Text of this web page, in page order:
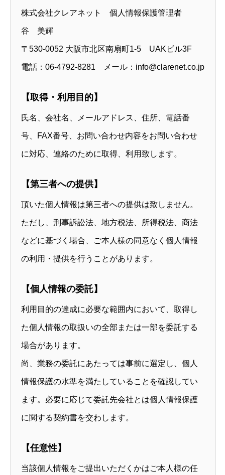
株式会社クレアネット 個人情報保護管理者
谷 美輝
〒530-0052 大阪市北区南扇町1-5 UAKビル3F
電話：06-4792-8281 メール：info@clarenet.co.jp
【取得・利用目的】
氏名、会社名、メールアドレス、住所、電話番
号、FAX番号、お問い合わせ内容をお問い合わせ
に対応、連絡のために取得、利用致します。
【第三者への提供】
頂いた個人情報は第三者への提供は致しません。
ただし、刑事訴訟法、地方税法、所得税法、商法
などに基づく場合、ご本人様の同意なく個人情報
の利用・提供を行うことがあります。
【個人情報の委託】
利用目的の達成に必要な範囲内において、取得し
た個人情報の取扱いの全部または一部を委託する
場合があります。
尚、業務の委託にあたっては事前に選定し、個人
情報保護の水準を満たしていることを確認してい
ます。必要に応じて委託先会社とは個人情報保護
に関する契約書を交わします。
【任意性】
当該個人情報をご提出いただくかはご本人様の任